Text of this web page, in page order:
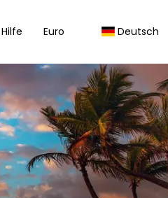
Hilfe Euro Deutsch